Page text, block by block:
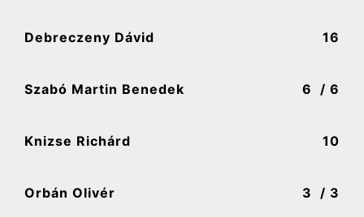
Debreczeny Dávid 16
Szabó Martin Benedek 6 / 6
Knizse Richárd 10
Orbán Olivér 3 / 3